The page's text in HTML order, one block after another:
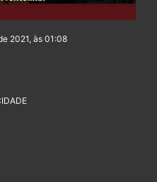
2021, às 01:08